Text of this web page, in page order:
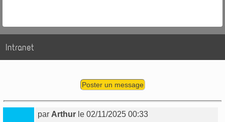
Intranet
Poster un message
par Arthur le 02/11/2025 00:33